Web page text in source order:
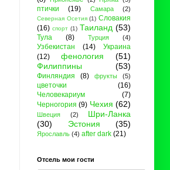
птички (19) Самара (2)
Северная Осетия (1) Словакия
(16) спорт (1) Таиланд (53)
Тула (8) Турция (4)
Узбекистан (14)
Украина
(12)
фенология
(51)
Филиппины
(53)
Финляндия (8) фрукты (5)
цветочки
(16)
Человекариум
(7)
Черногория (9) Чехия (62)
Швеция (2)
Шри-Ланка
(30)
Эстония (35)
Ярославль (4) after dark (21)
Отсель мои гости